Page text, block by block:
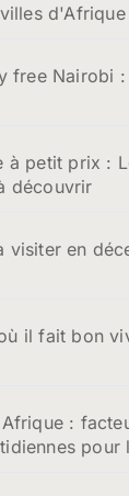
d'Afrique
free Nairobi
à petit prix :
découvrir
visiter en
il fait bon
:
pour